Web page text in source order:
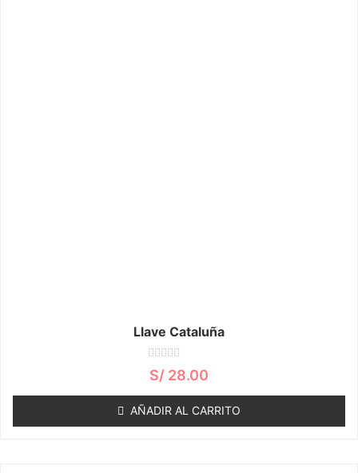
Llave Cataluña
Valorado
con
de
5
S/ 28.00
AÑADIR AL CARRITO